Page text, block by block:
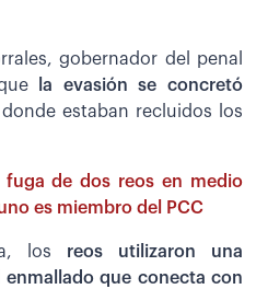
gobernador del penal
la evasión se concretó
estaban recluidos los
fuga de dos reos en medio
es miembro del PCC
los reos utilizaron una
que conecta con